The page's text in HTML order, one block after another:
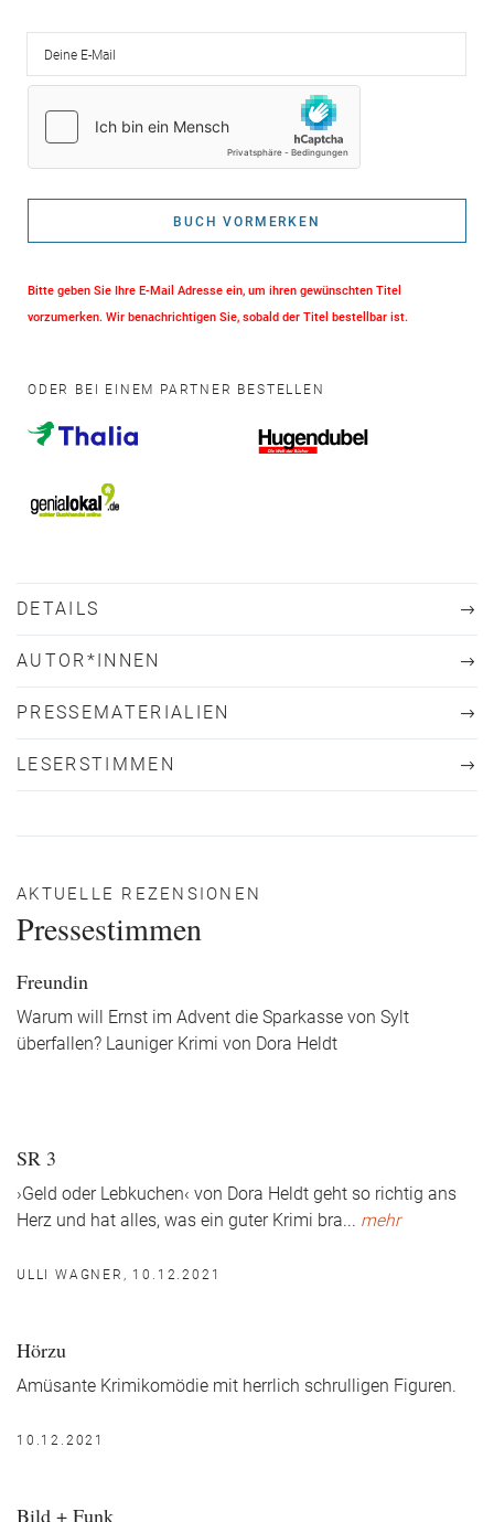
BUCH VORMERKEN
Bitte geben Sie Ihre E-Mail Adresse ein, um ihren gewünschten Titel
vorzumerken. Wir benachrichtigen Sie, sobald der Titel bestellbar ist.
ODER BEI EINEM PARTNER BESTELLEN
DETAILS
AUTOR*INNEN
PRESSEMATERIALIEN
LESERSTIMMEN
AKTUELLE REZENSIONEN
Pressestimmen
Freundin
Warum will Ernst im Advent die Sparkasse von Sylt
überfallen? Launiger Krimi von Dora Heldt
SR 3
›Geld oder Lebkuchen‹ von Dora Heldt geht so richtig ans
Herz und hat alles, was ein guter Krimi bra... mehr
ULLI WAGNER, 10.12.2021
Hörzu
Amüsante Krimikomödie mit herrlich schrulligen Figuren.
10.12.2021
Bild + Funk